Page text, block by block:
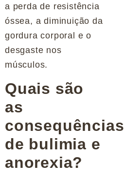
a perda de resistência
óssea, a diminuição da
gordura corporal e o
desgaste nos
músculos.
Quais são
as
consequências
de bulimia e
anorexia?